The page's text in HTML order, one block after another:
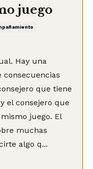
juego
Hay una
consecuencias
que tiene
el consejero que
juego. El
muchas
algo q...